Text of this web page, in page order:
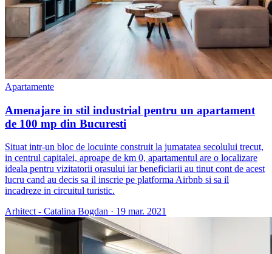
Apartamente
Amenajare in stil industrial pentru un apartament
de 100 mp din Bucuresti
Situat intr-un bloc de locuinte construit la jumatatea secolului trecut,
in centrul capitalei, aproape de km 0, apartamentul are o localizare
ideala pentru vizitatorii orasului iar beneficiarii au tinut cont de acest
lucru cand au decis sa il inscrie pe platforma Airbnb si sa il
incadreze in circuitul turistic.
Arhitect - Catalina Bogdan · 19 mar. 2021